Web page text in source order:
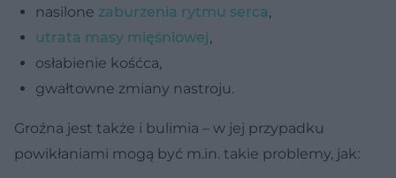
nasilone zaburzenia rytmu serca,
utrata masy mięśniowej,
osłabienie kośćca,
gwałtowne zmiany nastroju.
Groźna jest także i bulimia – w jej przypadku
powikłaniami mogą być m.in. takie problemy, jak: